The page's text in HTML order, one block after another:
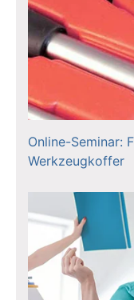
Online-Seminar:
Werkzeugkoffer